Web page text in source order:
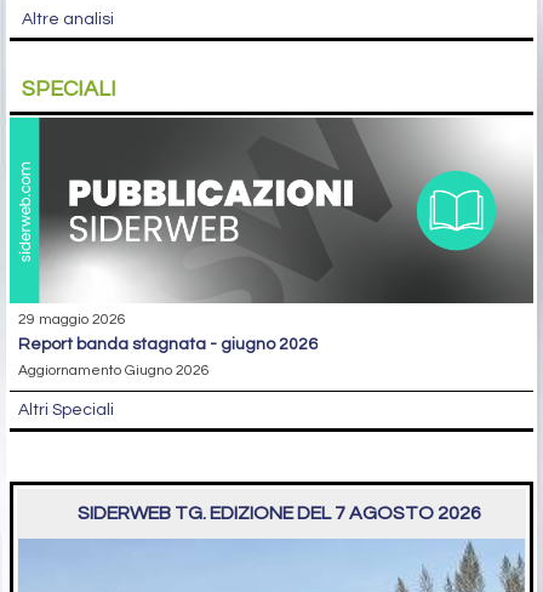
Altre analisi
SPECIALI
29 maggio 2026
report banda stagnata - giugno 2026
Aggiornamento Giugno 2026
Altri Speciali
SIDERWEB TG. EDIZIONE DEL 7 AGOSTO 2026